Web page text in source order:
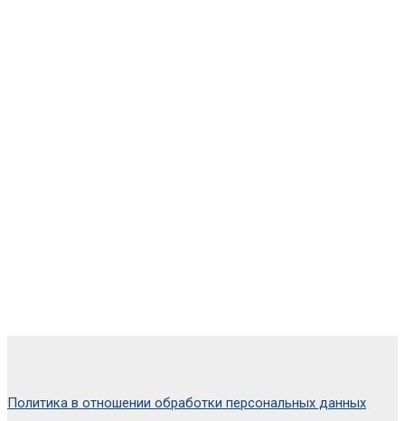
Политика в отношении обработки персональных данных